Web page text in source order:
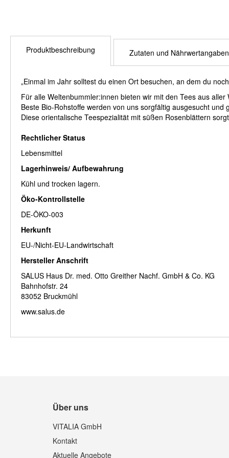
Produktbeschreibung
„Einmal im Jahr solltest du einen Ort besuchen, an dem du
Für alle Weltenbummler:innen bieten wir mit den Tees aus
Beste Bio-Rohstoffe werden von uns sorgfältig ausgesucht und
Diese orientalische Teespezialität mit süßen Rosenblättern
Rechtlicher Status
Lebensmittel
Lagerhinweis/ Aufbewahrung
Kühl und trocken lagern.
Öko-Kontrollstelle
DE-ÖKO-003
Herkunft
EU-/Nicht-EU-Landwirtschaft
Hersteller Anschrift
SALUS Haus Dr. med. Otto Greither Nachf. GmbH & Co. KG
Bahnhofstr. 24
83052 Bruckmühl
www.salus.de
Zutaten und Nährwertangaben
Über uns
VITALIA GmbH
Kontakt
Aktuelle Angebote